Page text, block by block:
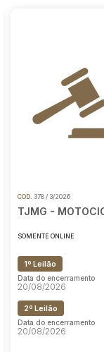
COD. 378 / 3/2026
TJMG -
SOMENTE ONLINE
1º Leilão
Data do encerramento
20/08/2026
2º Leilão
Data do encerramento
20/08/2026